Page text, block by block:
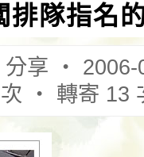
排隊指名
分享 ‧ 2006-
次 ‧ 轉寄